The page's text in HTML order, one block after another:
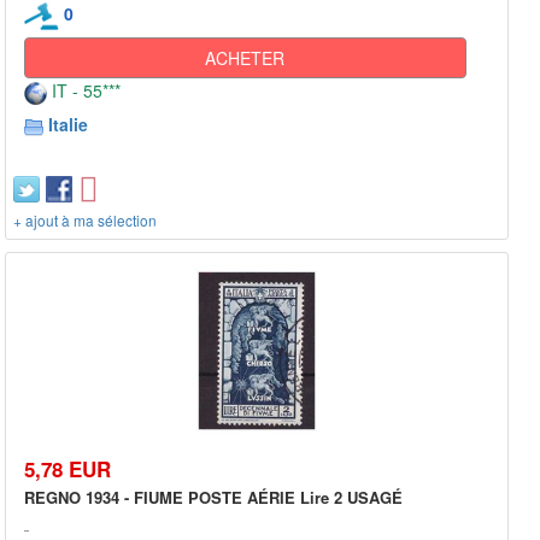
0
ACHETER
IT - 55***
Italie
+ ajout à ma sélection
5,78 EUR
REGNO 1934 - FIUME POSTE AÉRIE Lire 2 USAGÉ